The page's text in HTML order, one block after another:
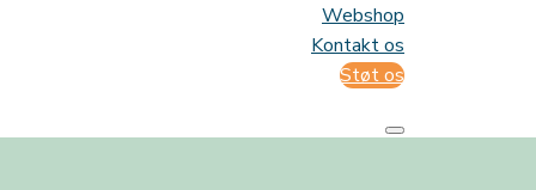
Webshop
Kontakt os
Støt os